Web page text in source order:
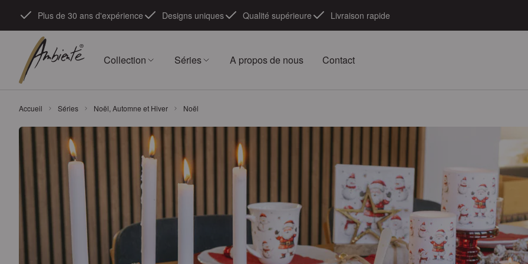
Plus de 30 ans d'expérience Designs uniques Qualité supérieure Livraison rapide
Collection Séries A propos de nous Contact
Accueil Séries Noël, Automne et Hiver Noël